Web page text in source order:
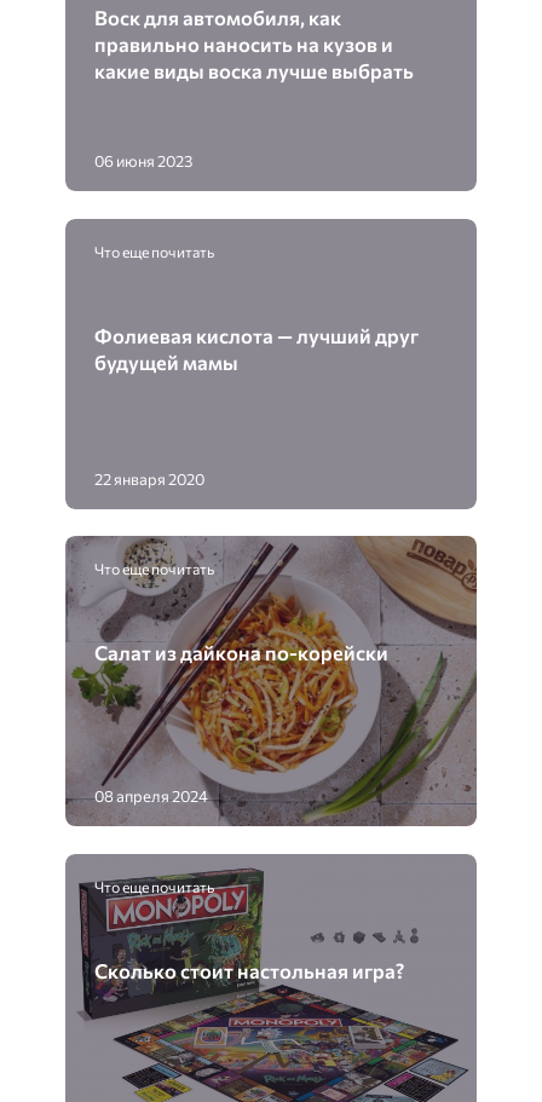
Воск для автомобиля, как
правильно наносить на кузов и
какие виды воска лучше выбрать
06 июня 2023
Что еще почитать
Фолиевая кислота — лучший друг
будущей мамы
22 января 2020
Что еще почитать
Салат из дайкона по-корейски
08 апреля 2024
Что еще почитать
Сколько стоит настольная игра?